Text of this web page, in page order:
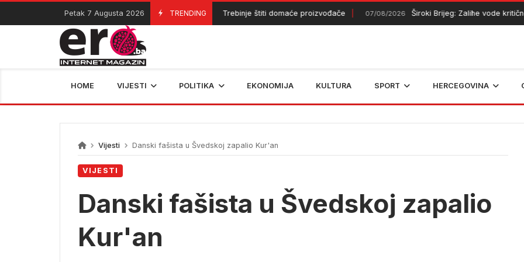
Skip
content
Petak 7 Augusta 2026 TRENDING
07/08/2026 Trebinje štiti domaće proizvođače 07/08/2026 Široki Brijeg: Zalihe vode kritično
HOME VIJESTI POLITIKA EKONOMIJA KULTURA SPORT HERCEGOVINA
Vijesti Danski fašista u Švedskoj zapalio Kur'an
VIJESTI
Danski fašista u Švedskoj zapalio
Kur'an